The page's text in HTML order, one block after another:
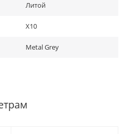
Литой
X10
Metal Grey